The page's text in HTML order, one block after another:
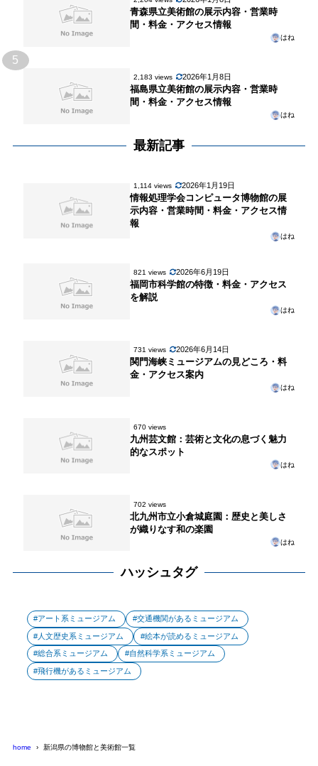
青森県立美術館の展示内容・営業時
間・料金・アクセス情報
はね
5
2,183 views 2026年1月8日
福島県立美術館の展示内容・営業時
間・料金・アクセス情報
はね
最新記事
1,114 views 2026年1月19日
情報処理学会コンピュータ博物館の展
示内容・営業時間・料金・アクセス情
報
はね
821 views 2026年6月19日
福岡市科学館の特徴・料金・アクセス
を解説
はね
731 views 2026年6月14日
関門海峡ミュージアムの見どころ・料
金・アクセス案内
はね
670 views
九州芸文館：芸術と文化の息づく魅力
的なスポット
はね
702 views
北九州市立小倉城庭園：歴史と美しさ
が織りなす和の楽園
はね
ハッシュタグ
アート系ミュージアム 交通機関があるミュージアム
人文歴史系ミュージアム 絵本が読めるミュージアム
総合系ミュージアム 自然科学系ミュージアム
飛行機があるミュージアム
home 新潟県の博物館と美術館一覧